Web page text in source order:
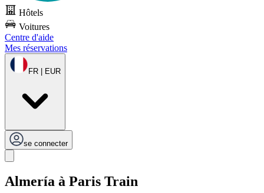
Hôtels
Voitures
Centre d'aide
Mes réservations
FR | EUR
se connecter
Almería à Paris Train